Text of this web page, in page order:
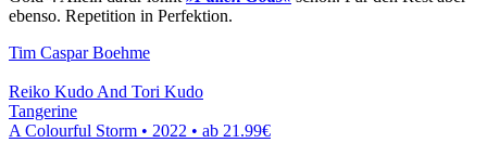
ebenso. Repetition in Perfektion.
Tim Caspar Boehme
Reiko Kudo And Tori Kudo
Tangerine
A Colourful Storm • 2022 • ab 21.99€